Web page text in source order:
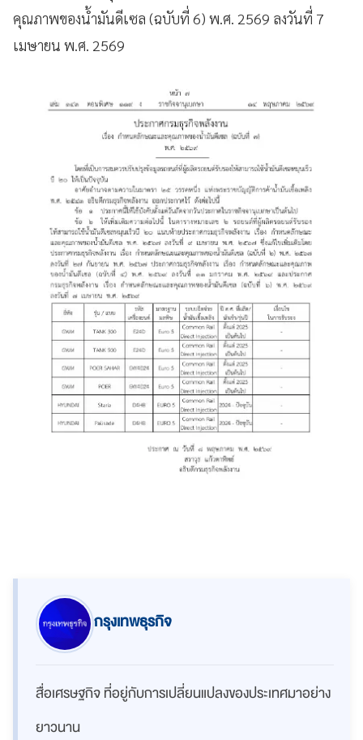
คุณภาพของน้ำมันดีเซล (ฉบับที่ 6) พ.ศ. 2569 ลงวันที่ 7
เมษายน พ.ศ. 2569
กรุงเทพธุรกิจ
สื่อเศรษฐกิจ ที่อยู่กับการเปลี่ยนแปลงของประเทศมาอย่าง
ยาวนาน